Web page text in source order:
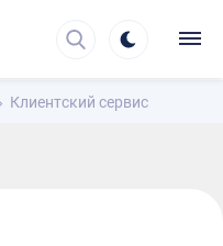
Клиентский сервис